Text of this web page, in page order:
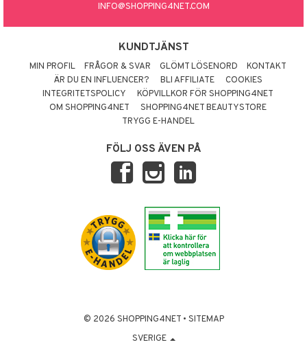
INFO@SHOPPING4NET.COM
KUNDTJÄNST
MIN PROFIL FRÅGOR & SVAR GLÖMT LÖSENORD
KONTAKT
ÄR DU EN INFLUENCER?
BLI AFFILIATE
COOKIES
INTEGRITETSPOLICY
KÖPVILLKOR FÖR SHOPPING4NET
OM SHOPPING4NET
SHOPPING4NET BEAUTYSTORE
TRYGG E-HANDEL
FÖLJ OSS ÄVEN PÅ
© 2026 SHOPPING4NET • SITEMAP
SVERIGE